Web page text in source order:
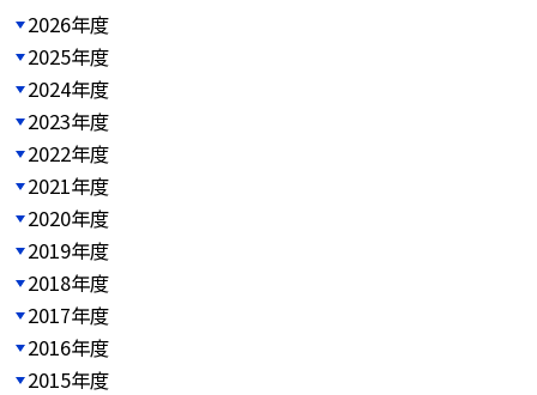
2026年度
2025年度
2024年度
2023年度
2022年度
2021年度
2020年度
2019年度
2018年度
2017年度
2016年度
2015年度